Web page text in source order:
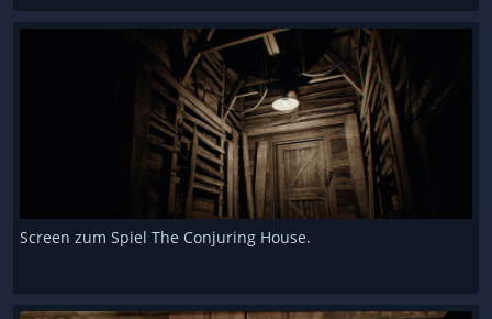
Screen zum Spiel The Conjuring House.